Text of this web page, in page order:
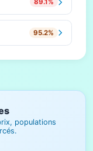
89.1%
95.2%
populations